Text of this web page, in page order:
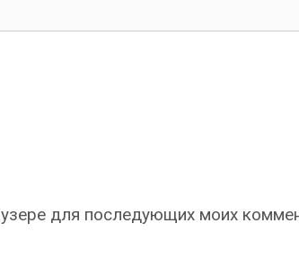
для последующих моих